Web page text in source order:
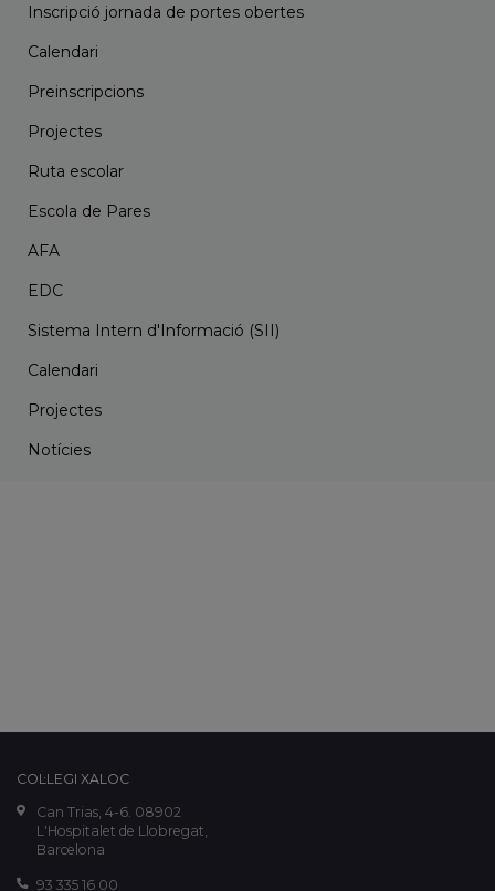
Inscripció jornada de portes obertes
Calendari
Preinscripcions
Projectes
Ruta escolar
Escola de Pares
AFA
EDC
Sistema Intern d'Informació (SII)
Calendari
Projectes
Notícies
COL·LEGI XALOC
Can Trias, 4-6. 08902
L'Hospitalet de Llobregat,
Barcelona
93 335 16 00